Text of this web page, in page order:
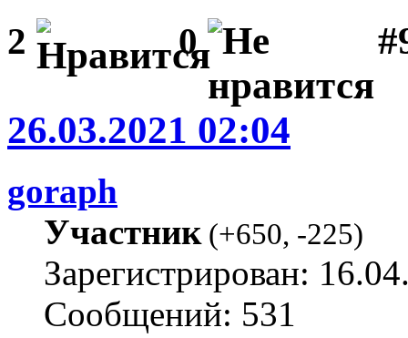
2 0
26.03.2021 02:04
goraph
Участник(+650, -225)
Зарегистрирован:
Сообщений: 531